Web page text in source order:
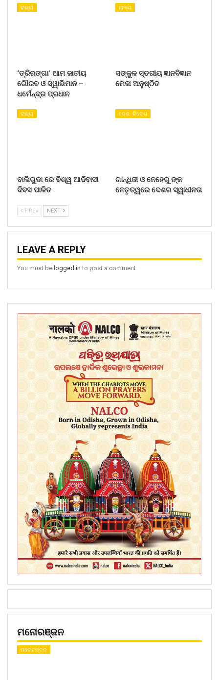
ରାଜ୍ୟ
‘ତ୍ରିରଙ୍ଗା’ ଆମ ଜାତୀୟ
ଗୌରବ ଓ ସ୍ୱାଭିମାନ –
ଧର୍ମେନ୍ଦ୍ର ପ୍ରଧାନ
ରାଜ୍ୟ
ସଙ୍କୁଳ ସ୍ତରୀୟ ଜ୍ଞାନବିଜ୍ଞାନ
ମେଳା ଅନୁଷ୍ଠିତ
ରାଜ୍ୟ
ବାଲିଗୁଡା ରେ ବିଶ୍ୱ ଆଦିବାସୀ
ଦିବସ ପାଳିତ
ଦେଶ- ବିଦେଶ
ଗାନ୍ଧିଜୀ ଓ ନେହେରୁ ଙ୍କ
ନେତୃତ୍ୱରେ ଦେଶର ସ୍ୱାଧୀନତା
PREV NEXT
LEAVE A REPLY
You must be logged in to post a comment.
ମନୋରଞ୍ଜନ
ମନୋରଞ୍ଜନ